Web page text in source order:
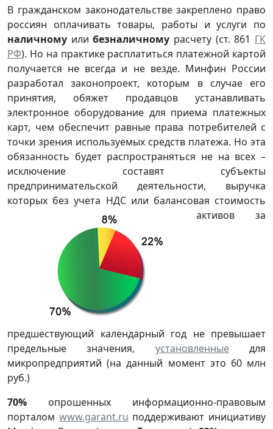
В гражданском законодательстве закреплено право
россиян оплачивать товары, работы и услуги по
наличному илибезналичному расчету (ст. 861 ГК
РФ). Но на практике расплатиться платежной картой
получается не всегда и не везде. Минфин России
разработал законопроект, которым в случае его
принятия, обяжет продавцов устанавливать
электронное оборудование для приема платежных
карт, чем обеспечит равные права потребителей с
точки зрения используемых средств платежа. Но эта
обязанность будет распространяться не на всех –
исключение составят субъекты
предпринимательской деятельности, выручка
которых без учета НДС или балансовая стоимость
активов за
предшествующий календарный год не превышает
предельные значения, установленныедля
микропредприятий (на данный момент это 60 млн
руб.)
70% опрошенных информационно-правовым
порталом www.garant.ru поддерживают инициативу